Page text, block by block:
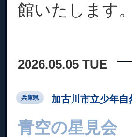
館いたします
2026.05.05 TUE
兵庫県 加古川市立少年自
青空の星見会